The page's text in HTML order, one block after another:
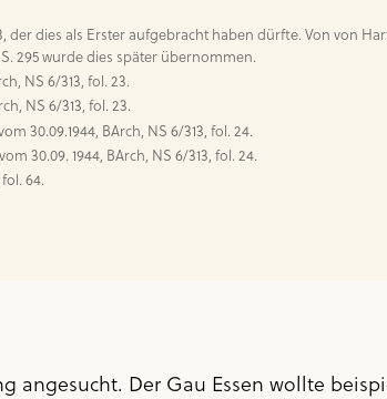
der dies als Erster aufgebracht haben dürfte. Von von
64.
Der Gau Essen wollte